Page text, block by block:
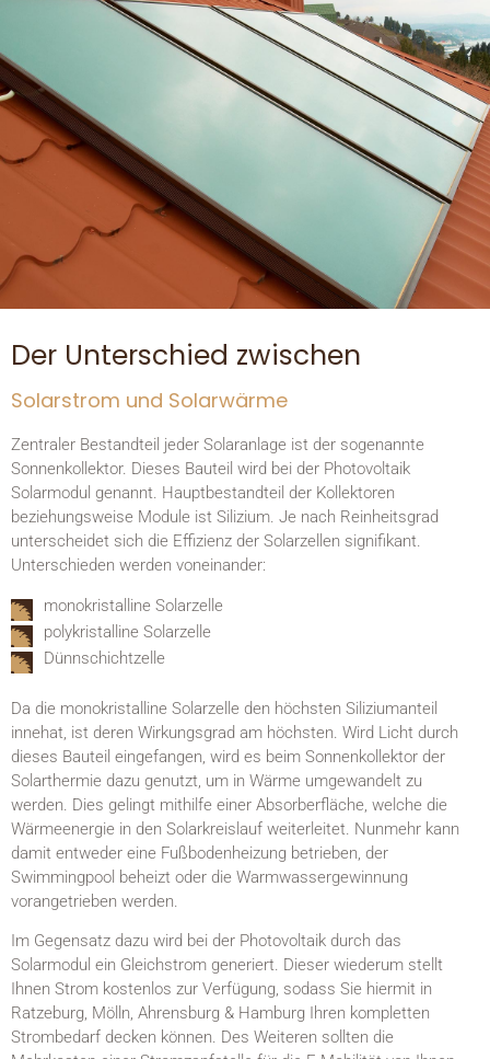
Der Unterschied zwischen
Solarstrom und Solarwärme
Zentraler Bestandteil jeder Solaranlage ist der sogenannte
Sonnenkollektor. Dieses Bauteil wird bei der Photovoltaik
Solarmodul genannt. Hauptbestandteil der Kollektoren
beziehungsweise Module ist Silizium. Je nach Reinheitsgrad
unterscheidet sich die Effizienz der Solarzellen signifikant.
Unterschieden werden voneinander:
monokristalline Solarzelle
polykristalline Solarzelle
Dünnschichtzelle
Da die monokristalline Solarzelle den höchsten Siliziumanteil
innehat, ist deren Wirkungsgrad am höchsten. Wird Licht durch
dieses Bauteil eingefangen, wird es beim Sonnenkollektor der
Solarthermie dazu genutzt, um in Wärme umgewandelt zu
werden. Dies gelingt mithilfe einer Absorberfläche, welche die
Wärmeenergie in den Solarkreislauf weiterleitet. Nunmehr kann
damit entweder eine Fußbodenheizung betrieben, der
Swimmingpool beheizt oder die Warmwassergewinnung
vorangetrieben werden.
Im Gegensatz dazu wird bei der Photovoltaik durch das
Solarmodul ein Gleichstrom generiert. Dieser wiederum stellt
Ihnen Strom kostenlos zur Verfügung, sodass Sie hiermit in
Ratzeburg, Mölln, Ahrensburg & Hamburg Ihren kompletten
Strombedarf decken können. Des Weiteren sollten die